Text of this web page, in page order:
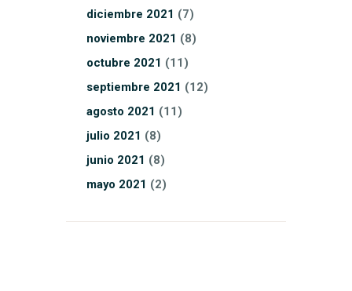
diciembre 2021 (7)
noviembre 2021 (8)
octubre 2021 (11)
septiembre 2021 (12)
agosto 2021 (11)
julio 2021 (8)
junio 2021 (8)
mayo 2021 (2)